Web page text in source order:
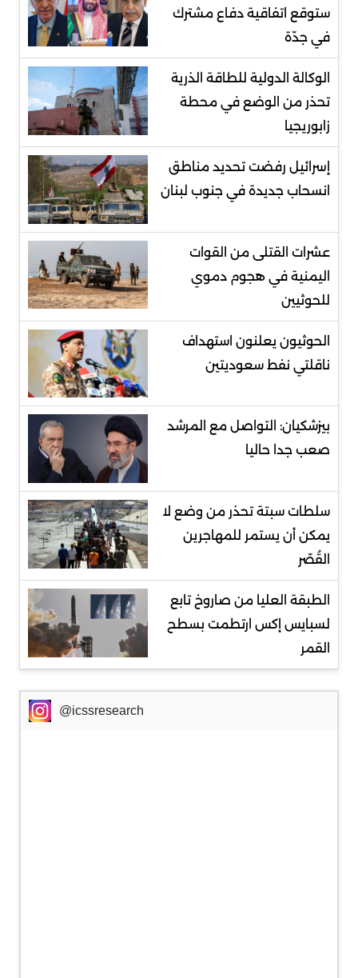
ستوقع اتفاقية دفاع مشترك
في جدّة
الوكالة الدولية للطاقة الذرية
تحذر من الوضع في محطة
زابوريجيا
إسرائيل رفضت تحديد مناطق
انسحاب جديدة في جنوب لبنان
عشرات القتلى من القوات
اليمنية في هجوم دموي
للحوثيين
الحوثيون يعلنون استهداف
ناقلتي نفط سعوديتين
بيزشكيان: التواصل مع المرشد
صعب جدا حاليا
سلطات سبتة تحذر من وضع لا
يمكن أن يستمر للمهاجرين
القُصّر
الطبقة العليا من صاروخ تابع
لسبايس إكس ارتطمت بسطح
القمر
@icssresearch